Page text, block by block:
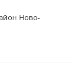
Ново-